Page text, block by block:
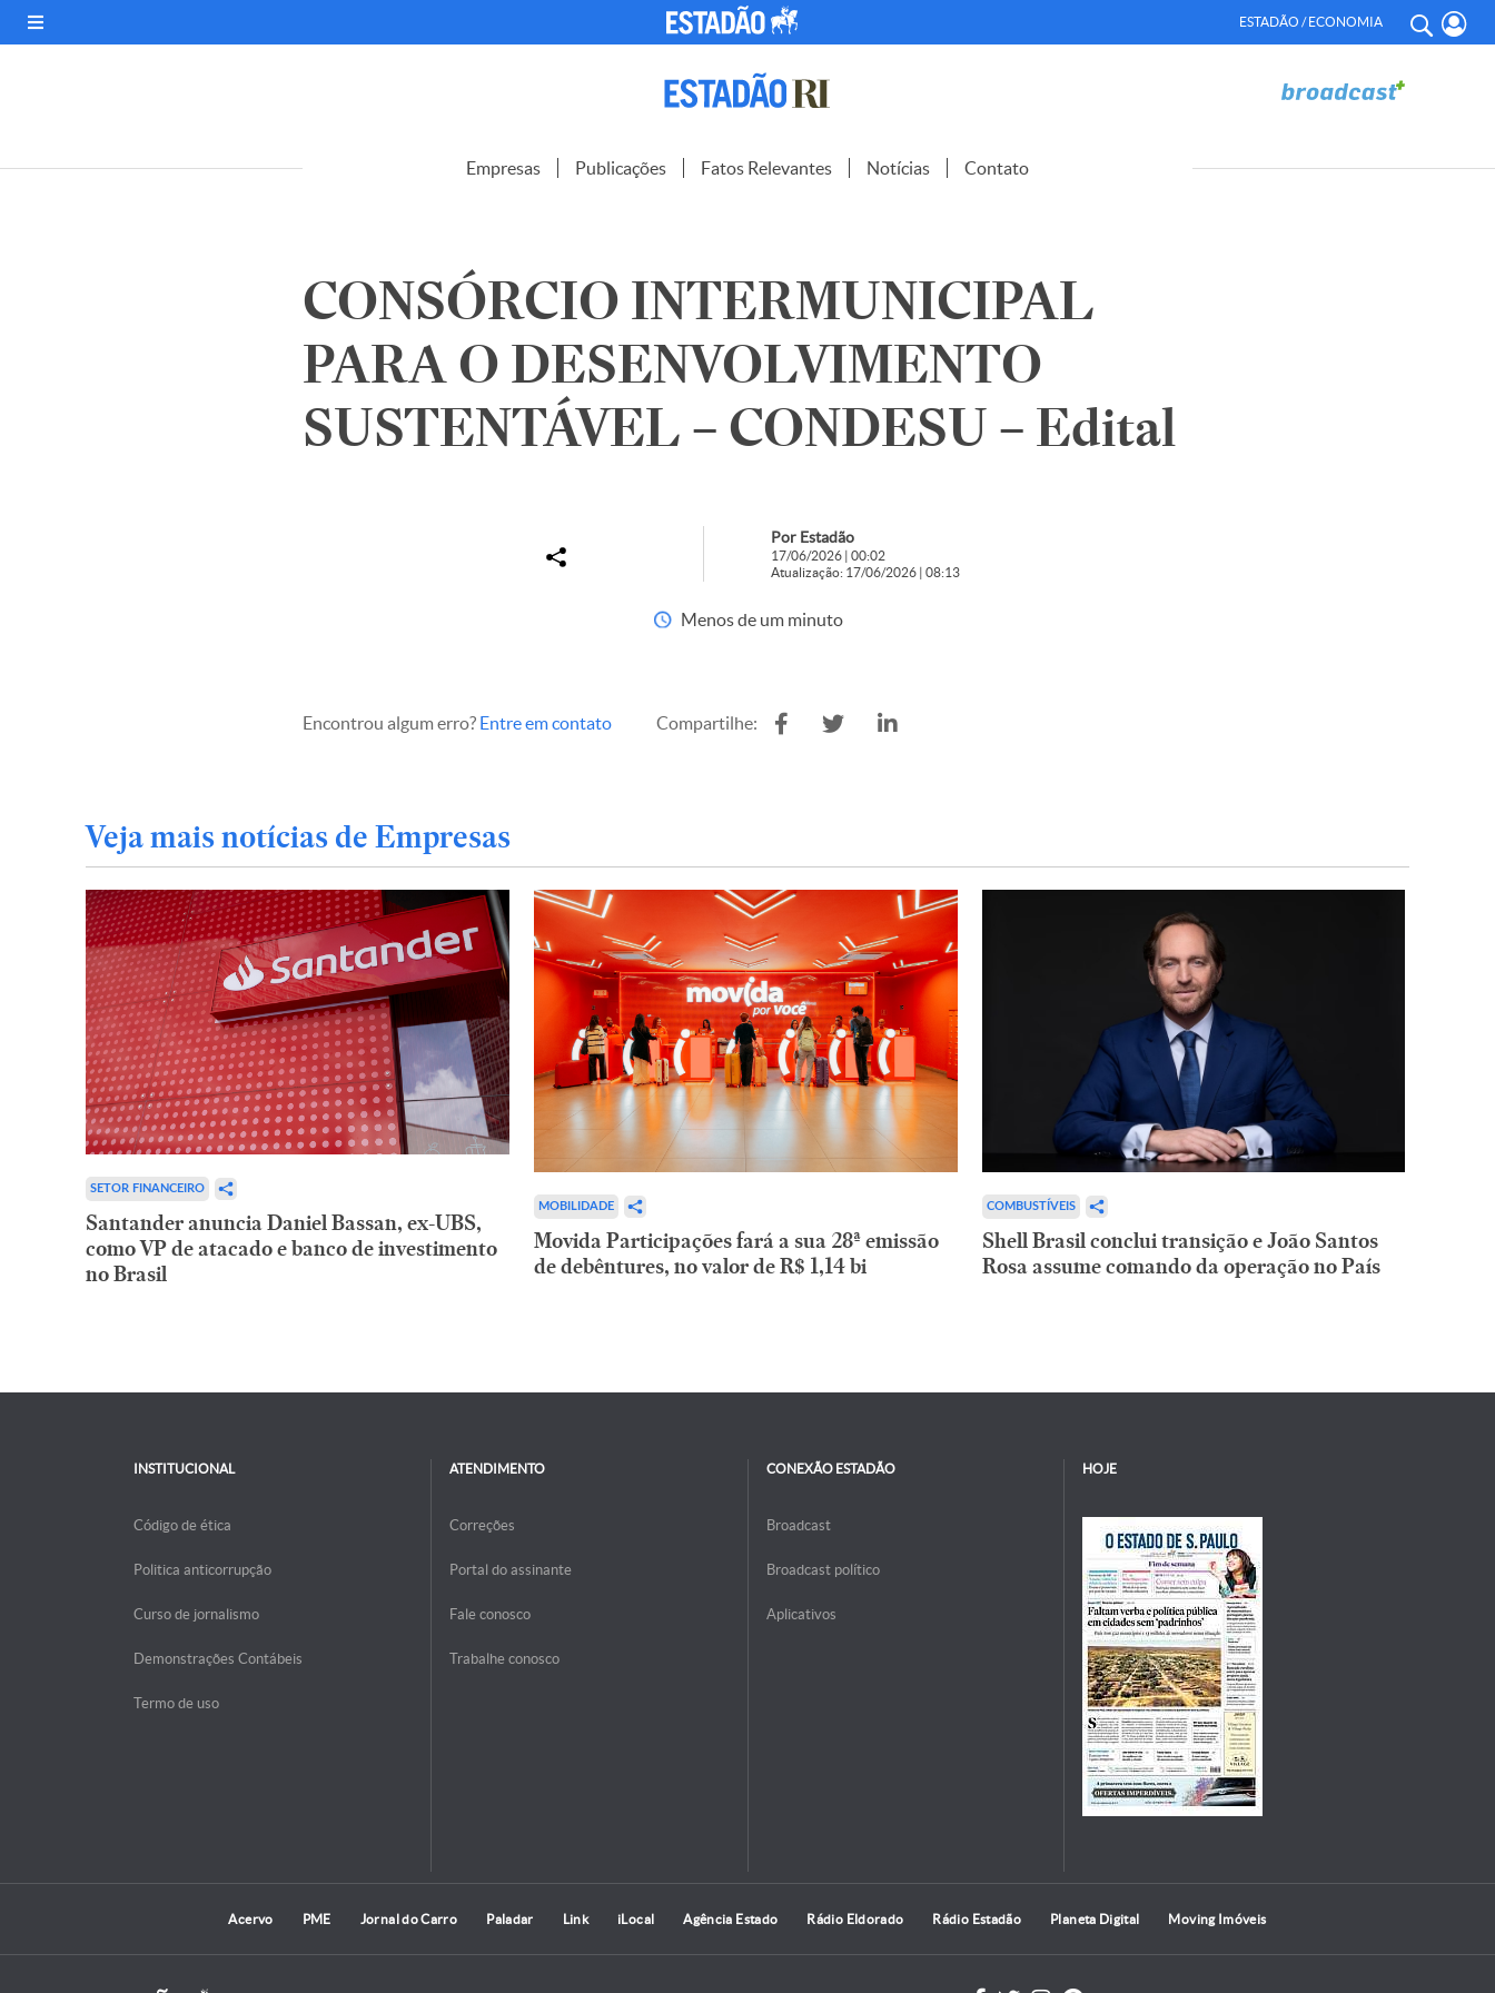
ESTADÃO / ECONOMIA
Empresas Publicações Fatos Relevantes Notícias Contato
CONSÓRCIO INTERMUNICIPAL
PARA O DESENVOLVIMENTO
SUSTENTÁVEL – CONDESU – Edital
Por Estadão
17/06/2026 | 00:02
Atualização: 17/06/2026 | 08:13
Menos de um minuto
Encontrou algum erro? Entre em contato Compartilhe:
Veja mais notícias de Empresas
SETOR FINANCEIRO
Santander anuncia Daniel Bassan, ex-UBS,
como VP de atacado e banco de investimento
no Brasil
MOBILIDADE
Movida Participações fará a sua 28ª emissão
de debêntures, no valor de R$ 1,14 bi
COMBUSTÍVEIS
Shell Brasil conclui transição e João Santos
Rosa assume comando da operação no País
INSTITUCIONAL
Código de ética
Politica anticorrupção
Curso de jornalismo
Demonstrações Contábeis
Termo de uso
ATENDIMENTO
Correções
Portal do assinante
Fale conosco
Trabalhe conosco
CONEXÃO ESTADÃO
Broadcast
Broadcast político
Aplicativos
HOJE
Acervo PME Jornal do Carro Paladar Link iLocal Agência Estado Rádio Eldorado Rádio Estadão Planeta Digital Moving Imóveis